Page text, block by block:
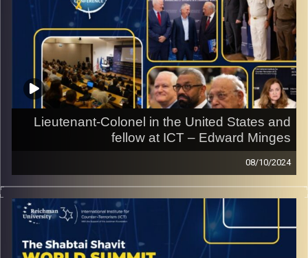
Lieutenant-Colonel in the United States and
fellow at ICT – Edward Minges
08/10/2024
Interview from the ICT World Summit on Counter
Terrorism with Lieutenant-Colonel in the United States
and fellow at ICT – Edward Minges
קרדיט תמונות:ICT